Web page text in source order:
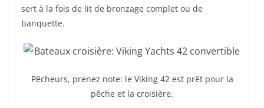
sert à la fois de lit de bronzage complet ou de
banquette.
Pêcheurs, prenez note: le Viking 42 est prêt pour la
pêche et la croisière.